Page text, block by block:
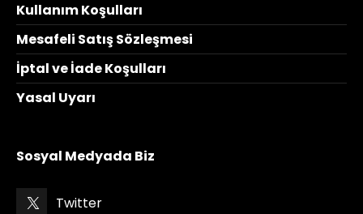
Kullanım Koşulları
Mesafeli Satış Sözleşmesi
İptal ve İade Koşulları
Yasal Uyarı
Sosyal Medyada Biz
Twitter